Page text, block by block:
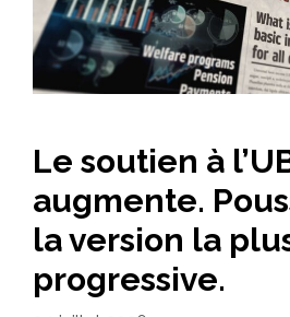
Le soutien à
augmente.
la version la
progressive.